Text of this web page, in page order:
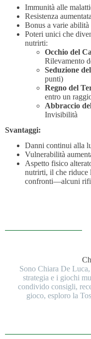
Immunità alle
Resistenza
Bonus a varie abilità
Poteri unici che
nutrirti:
Occhio del
Rilevamento
Seduzione
punti)
Regno del
entro un
Abbraccio
Invisibilità
Svantaggi:
Danni continui alla
Vulnerabilità
Aspetto fisico
nutrirti, il che riduce
confronti—alcuni
Sono Chiara De
strategia e i giochi
condivido consigli,
gioco, esploro la